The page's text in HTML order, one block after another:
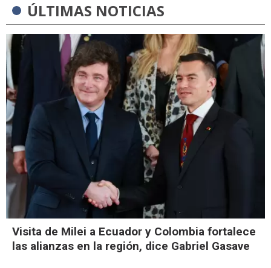
ÚLTIMAS NOTICIAS
Visita de Milei a Ecuador y Colombia fortalece
las alianzas en la región, dice Gabriel Gasave